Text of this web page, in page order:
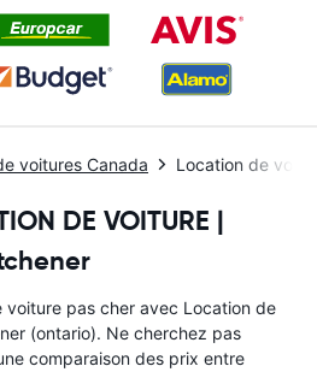
voitures Canada Location de
DE VOITURE |
pas cher avec Location de
(ontario). Ne cherchez pas
comparaison des prix entre